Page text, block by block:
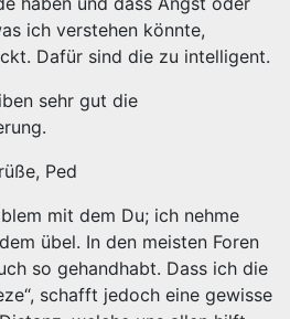
ich verstehen könnte,
Dafür sind die zu intelligent.
sehr gut die
Ped
mit dem Du; ich nehme
übel. In den meisten Foren
so gehandhabt. Dass ich die
schafft jedoch eine gewisse